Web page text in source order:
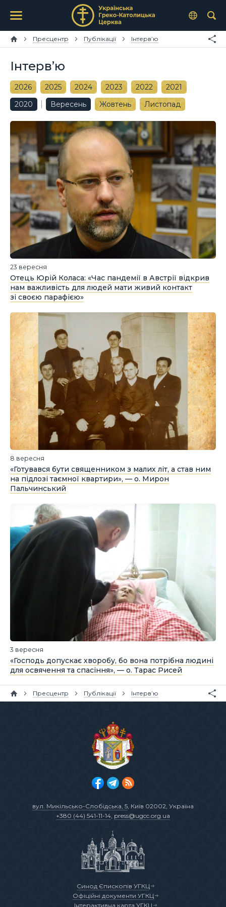
Пресцентр Публікації Інтерв’ю
Інтерв’ю
2026 2025 2024 2023 2022
2021
2020
Вересень Жовтень Листопад
23 вересня
Отець Юрій Коласа: «Час пандемії в Австрії відкрив
нам важливість для людей мати живий контакт
зі своєю парафією»
8 вересня
«Готувався бути священником з малих літ, а став ним
на підлозі таємної квартири», — о. Мирон
Пальчинський
3 вересня
«Господь допускає хворобу, бо вона потрібна людині
для освячення та спасіння», — о. Тарас Рисей
Пресцентр Публікації Інтерв’ю
вул. Микільсько-Слобідська, 5, Київ 02002, Україна
+380 (44) 541-11-14, press@ugcc.org.ua
Синод Єпископів УГКЦ
Офіційні документи УГКЦ
Інтерактивна карта УГКЦ